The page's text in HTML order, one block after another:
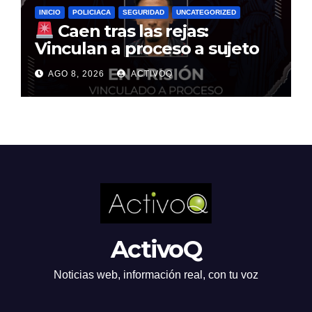
INICIO POLICIACA SEGURIDAD UNCATEGORIZED
Caen tras las rejas:
Vinculan a proceso a sujeto
por multimillonario atraco en
Santa Rosa Jáuregui
AGO 8, 2026 ACTIVOQ
ActivoQ
Noticias web, información real, con tu voz